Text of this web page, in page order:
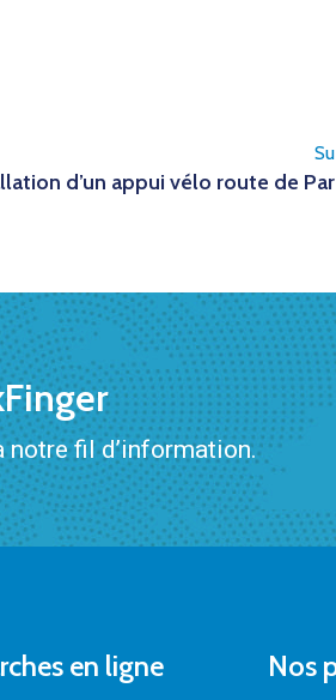
d’un appui vélo route de
notre fil d’information.
en ligne Nos